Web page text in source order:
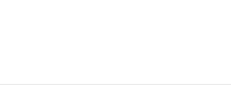
важному дню с шариками в